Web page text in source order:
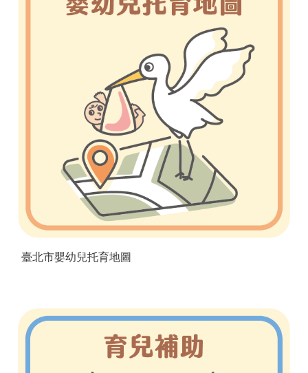
臺北市嬰幼兒托育地圖